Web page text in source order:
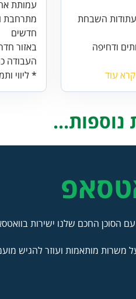
עתודות השבחת
ודחיפה
קרא עוד
מתרחבת
באזור
העבודה
* ליווי
נוספות...
הסוכן החכם שלנו ישירות
מותאמות ועוזר להגיש